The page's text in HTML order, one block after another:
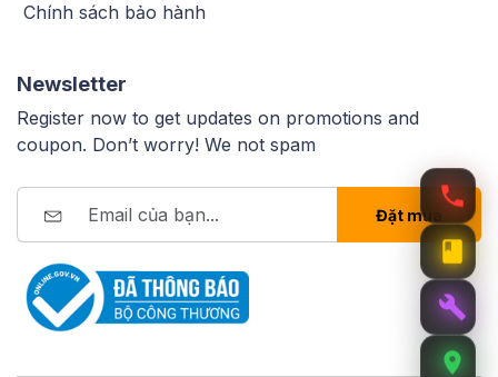
Chính sách bảo hành
Newsletter
Register now to get updates on promotions and
coupon. Don’t worry! We not spam
Đặt mua